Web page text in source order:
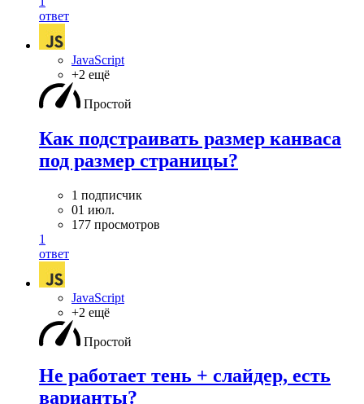
ответ
JavaScript
+2 ещё
Простой
Как подстраивать размер канваса
под размер страницы?
1 подписчик
01 июл.
177 просмотров
1
ответ
JavaScript
+2 ещё
Простой
Не работает тень + слайдер, есть
варианты?